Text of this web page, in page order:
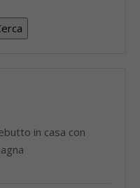
in casa con